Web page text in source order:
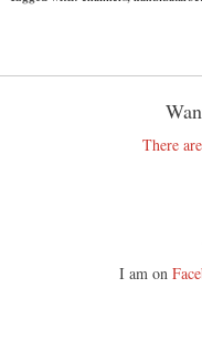
There
I am on